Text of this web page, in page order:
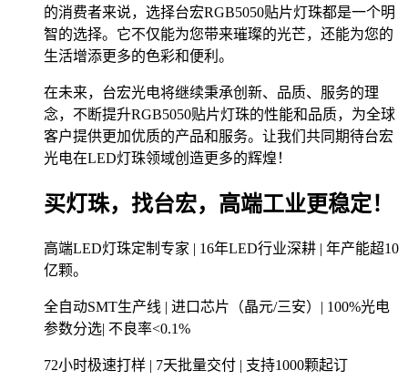
的消费者来说，选择台宏RGB5050贴片灯珠都是一个明
智的选择。它不仅能为您带来璀璨的光芒，还能为您的
生活增添更多的色彩和便利。
在未来，台宏光电将继续秉承创新、品质、服务的理
念，不断提升RGB5050贴片灯珠的性能和品质，为全球
客户提供更加优质的产品和服务。让我们共同期待台宏
光电在LED灯珠领域创造更多的辉煌！
买灯珠，找台宏，高端工业更稳定！
高端LED灯珠定制专家 | 16年LED行业深耕 | 年产能超10
亿颗。
全自动SMT生产线 | 进口芯片（晶元/三安）| 100%光电
参数分选| 不良率<0.1%
72小时极速打样 | 7天批量交付 | 支持1000颗起订